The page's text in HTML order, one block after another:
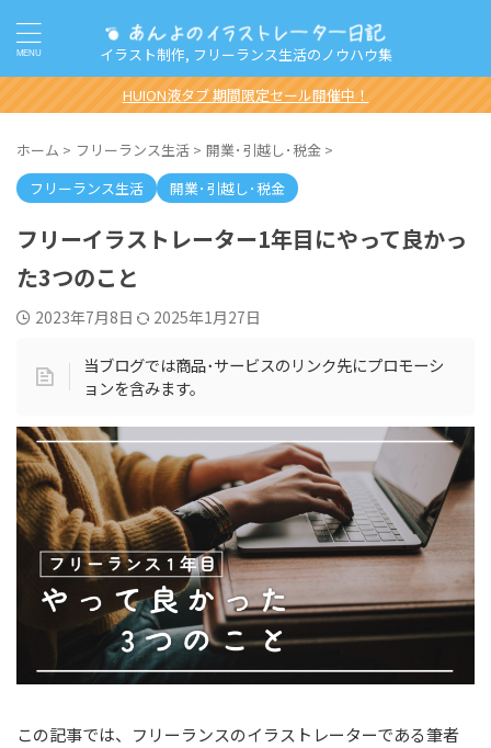
イラスト制作, フリーランス生活のノウハウ集
HUION液タブ 期間限定セール開催中！
ホーム > フリーランス生活 > 開業･引越し･税金 >
フリーランス生活
開業･引越し･税金
フリーイラストレーター1年目にやって良かっ
た3つのこと
2023年7月8日 2025年1月27日
当ブログでは商品･サービスのリンク先にプロモーシ
ョンを含みます。
この記事では、フリーランスのイラストレーターである筆者